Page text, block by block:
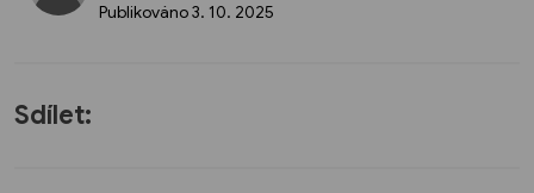
Publikováno3. 10. 2025
Sdílet: